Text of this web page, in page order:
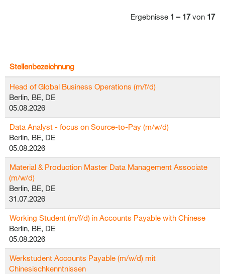
Ergebnisse 1 – 17von 17
Stellenbezeichnung
Head of Global Business Operations (m/f/d)
Berlin, BE, DE
05.08.2026
Data Analyst - focus on Source-to-Pay (m/w/d)
Berlin, BE, DE
05.08.2026
Material & Production Master Data Management Associate
(m/w/d)
Berlin, BE, DE
31.07.2026
Working Student (m/f/d) in Accounts Payable with Chinese
Berlin, BE, DE
05.08.2026
Werkstudent Accounts Payable (m/w/d) mit
Chinesischkenntnissen